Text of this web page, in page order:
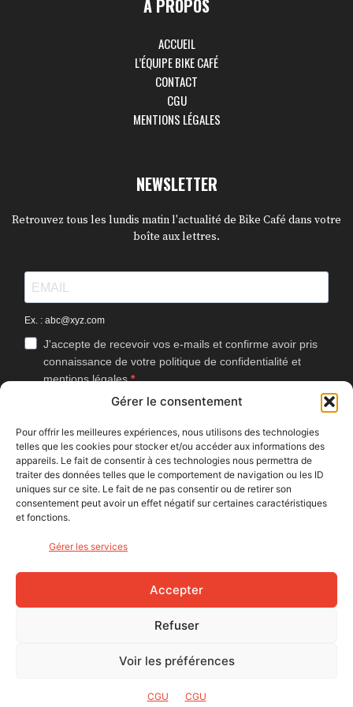
Gérer le consentement
Pour offrir les meilleures expériences, nous utilisons des technologies
telles que les cookies pour stocker et/ou accéder aux informations des
appareils. Le fait de consentir à ces technologies nous permettra de
traiter des données telles que le comportement de navigation ou les ID
uniques sur ce site. Le fait de ne pas consentir ou de retirer son
consentement peut avoir un effet négatif sur certaines caractéristiques
et fonctions.
Gérer les services
Accepter
Refuser
Voir les préférences
CGU CGU
À PROPOS
ACCUEIL
L’ÉQUIPE BIKE CAFÉ
CONTACT
CGU
MENTIONS LÉGALES
NEWSLETTER
Retrouvez tous les lundis matin l'actualité de Bike Café dans votre
boîte aux lettres.
Ex. : abc@xyz.com
J'accepte de recevoir vos e-mails et confirme avoir pris
connaissance de votre politique de confidentialité et
mentions légales.
Vous pouvez vous désinscrire à tout moment en cliquant sur le lien
J'accepte que Bike Café mesure l'ouverture des
newsletters afin d'améliorer les contenus proposés.
S'INSCRIRE
NOUS SUIVRE
© Bike Café - 2026